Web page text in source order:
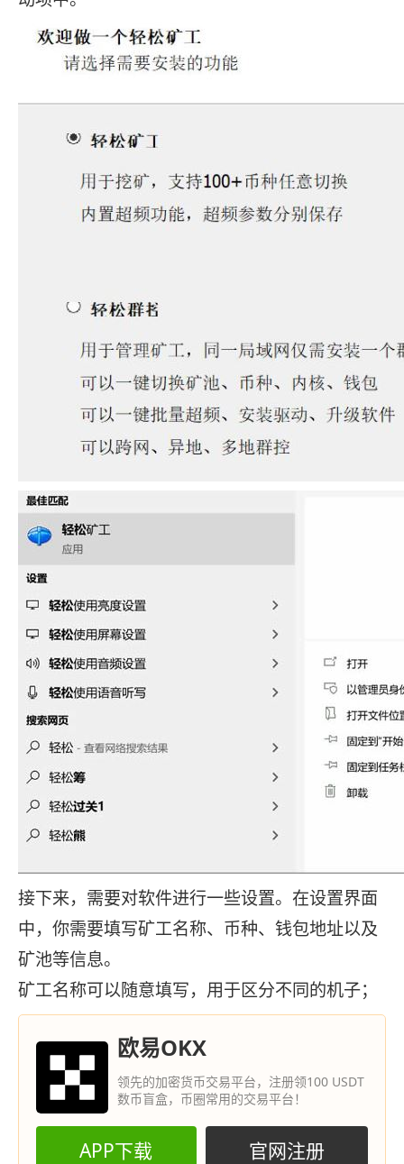
接下来，需要对软件进行一些设置。在设置界面
中，你需要填写矿工名称、币种、钱包地址以及
矿池等信息。
矿工名称可以随意填写，用于区分不同的机子；
欧易OKX
领先的加密货币交易平台，注册领100 USDT
数币盲盒，币圈常用的交易平台！
APP下载 官网注册